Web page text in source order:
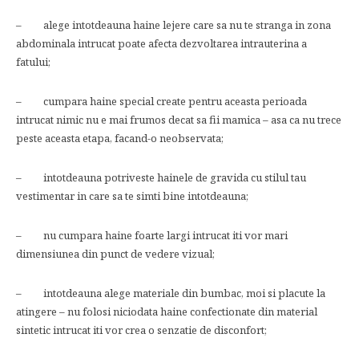
– alege intotdeauna haine lejere care sa nu te stranga in zona
abdominala intrucat poate afecta dezvoltarea intrauterina a
fatului;
– cumpara haine special create pentru aceasta perioada
intrucat nimic nu e mai frumos decat sa fii mamica – asa ca nu trece
peste aceasta etapa, facand-o neobservata;
– intotdeauna potriveste hainele de gravida cu stilul tau
vestimentar in care sa te simti bine intotdeauna;
– nu cumpara haine foarte largi intrucat iti vor mari
dimensiunea din punct de vedere vizual;
– intotdeauna alege materiale din bumbac, moi si placute la
atingere – nu folosi niciodata haine confectionate din material
sintetic intrucat iti vor crea o senzatie de disconfort;